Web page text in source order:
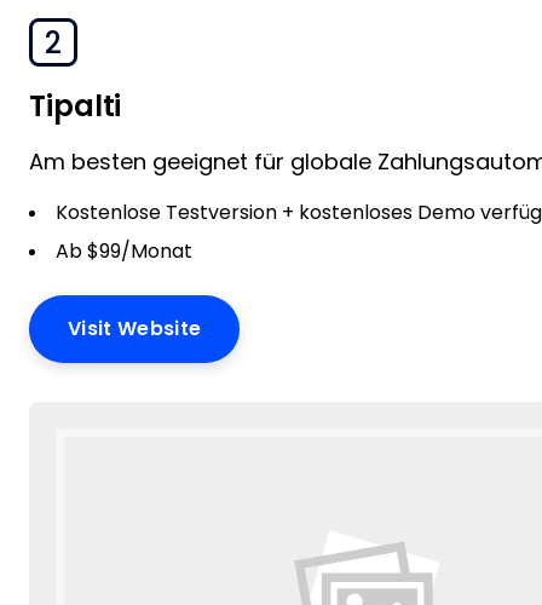
2
Tipalti
Am besten geeignet für globale
Kostenlose Testversion + kostenloses Demo
Ab $99/Monat
Visit Website